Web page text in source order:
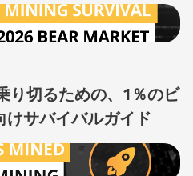
り切るための、1％のビ
けサバイバルガイド